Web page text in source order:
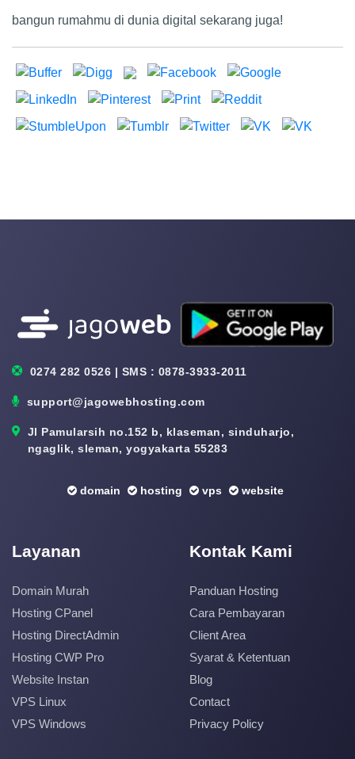
bangun rumahmu di dunia digital sekarang juga!
0274 282 0526 | SMS : 0878-3933-2011
support@jagowebhosting.com
Jl Pamularsih no.152 b, klaseman, sinduharjo,
ngaglik, sleman, yogyakarta 55283
domain hosting vps website
Layanan
Domain Murah
Hosting CPanel
Hosting DirectAdmin
Hosting CWP Pro
Website Instan
VPS Linux
VPS Windows
Kontak Kami
Panduan Hosting
Cara Pembayaran
Client Area
Syarat & Ketentuan
Blog
Contact
Privacy Policy